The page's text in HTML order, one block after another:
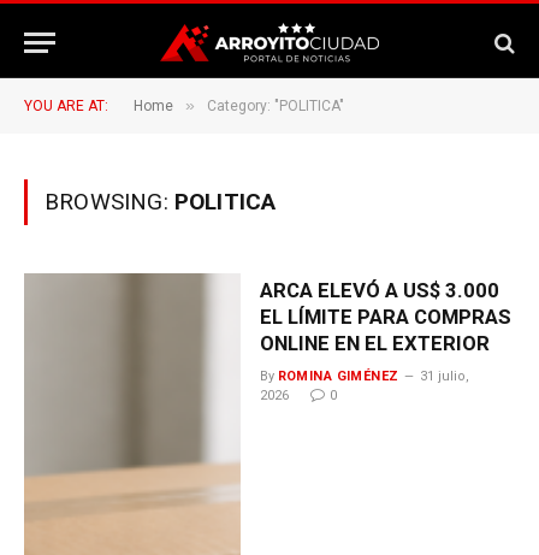
YOU ARE AT: Home » Category: "POLITICA"
BROWSING: POLITICA
ARCA ELEVÓ A US$ 3.000
EL LÍMITE PARA COMPRAS
ONLINE EN EL EXTERIOR
By ROMINA GIMÉNEZ
31 julio,
2026
0